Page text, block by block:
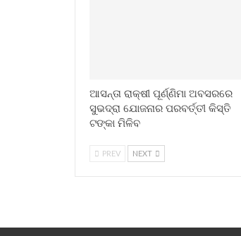
ଆସନ୍ତା ରାକ୍ଷୀ ପୂର୍ଣ୍ଣିମା ଅବସରରେ
ସୁଭଦ୍ରା ଯୋଜନାର ପରବର୍ତ୍ତୀ କିସ୍ତି
ଟଙ୍କା ମିଳିବ
PREV NEXT